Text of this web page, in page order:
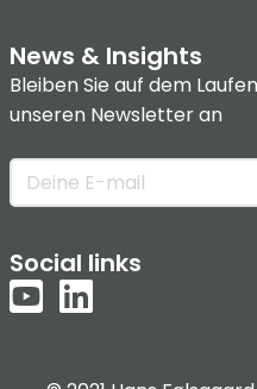
News & Insights
Bleiben Sie auf dem
unseren Newsletter an
Social links